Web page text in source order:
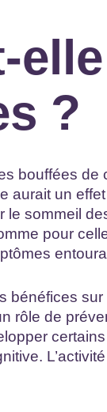
?
bouffées
aurait un
le sommeil
pour
bénéfices
rôle de